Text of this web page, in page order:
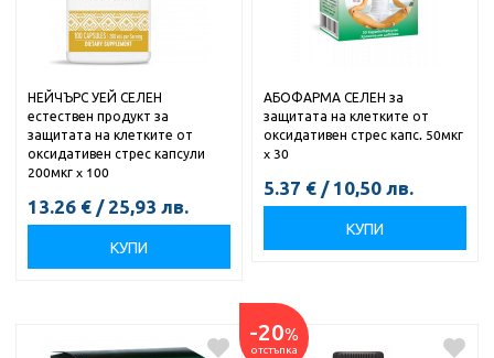
НЕЙЧЪРС УЕЙ СЕЛЕН
естествен продукт за
защитата на клетките от
оксидативен стрес капсули
200мкг x 100
13.26 € / 25,93 лв.
КУПИ
АБОФАРМА СЕЛЕН за
защитата на клетките от
оксидативен стрес капс. 50мкг
x 30
5.37 € / 10,50 лв.
КУПИ
-20%
отстъпка